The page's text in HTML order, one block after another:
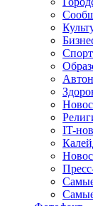
Спорт
IT-